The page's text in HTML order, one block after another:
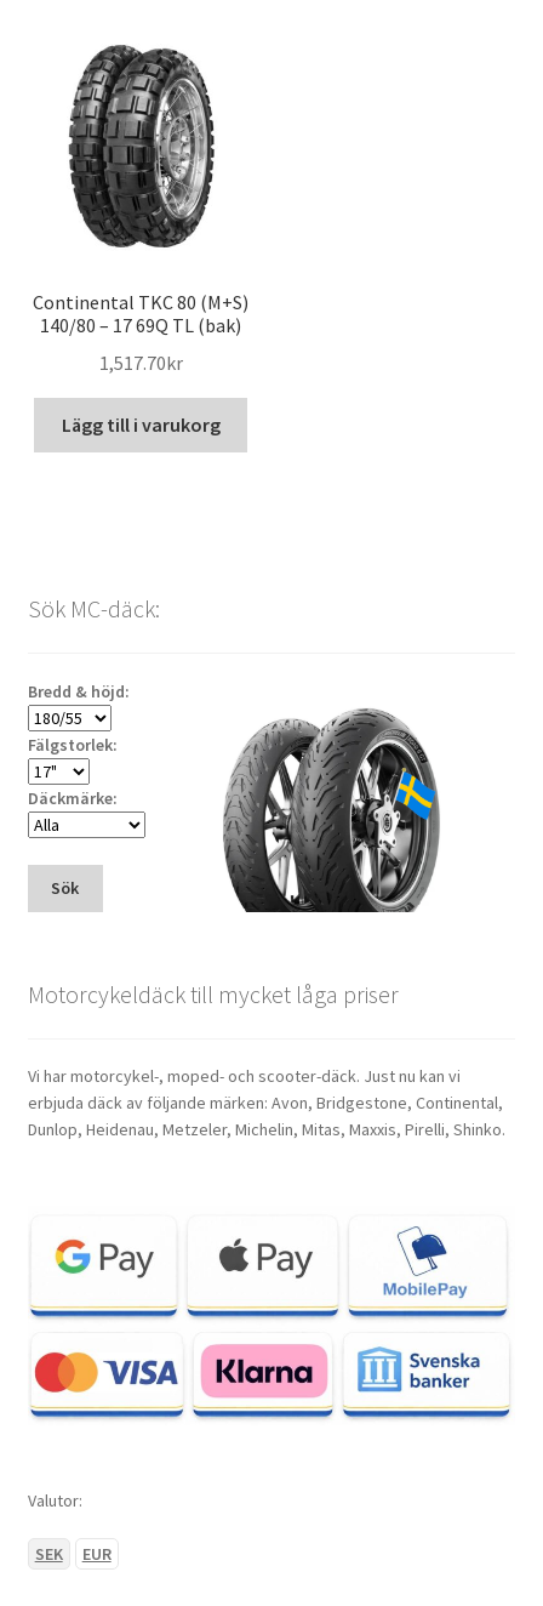
Continental TKC 80 (M+S)
140/80 – 17 69Q TL (bak)
1,517.70kr
Lägg till i varukorg
Sök MC-däck:
Bredd & höjd:
Fälgstorlek:
Däckmärke:
Sök
Motorcykeldäck till mycket låga priser
Vi har motorcykel-, moped- och scooter-däck. Just nu kan vi
erbjuda däck av följande märken: Avon, Bridgestone, Continental,
Dunlop, Heidenau, Metzeler, Michelin, Mitas, Maxxis, Pirelli, Shinko.
Valutor:
SEK EUR